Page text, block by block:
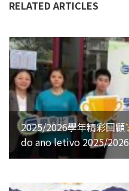
RELATED ARTICLES
2025/2026學年精彩回顧
do ano letivo 2025/2026